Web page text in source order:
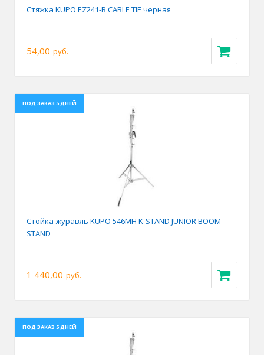
Стяжка KUPO EZ241-B CABLE TIE черная
54,00 руб.
ПОД ЗАКАЗ 5 ДНЕЙ
Стойка-журавль KUPO 546MH K-STAND JUNIOR BOOM
STAND
1 440,00 руб.
ПОД ЗАКАЗ 5 ДНЕЙ